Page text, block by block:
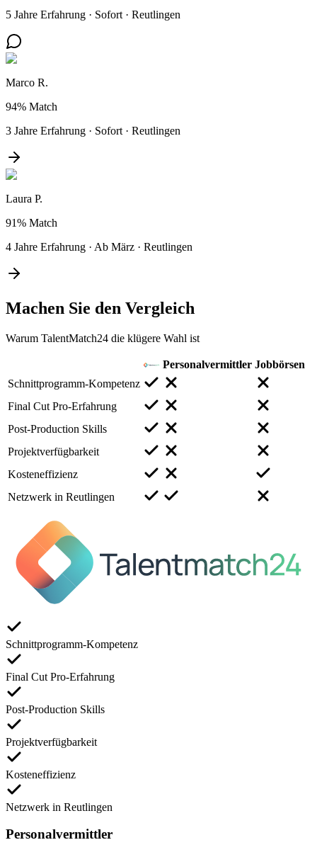
5 Jahre Erfahrung · Sofort · Reutlingen
Marco R.
94% Match
3 Jahre Erfahrung · Sofort · Reutlingen
Laura P.
91% Match
4 Jahre Erfahrung · Ab März · Reutlingen
Machen Sie den Vergleich
Warum TalentMatch24 die klügere Wahl ist
Personalvermittler Jobbörsen
Schnittprogramm-Kompetenz
Final Cut Pro-Erfahrung
Post-Production Skills
Projektverfügbarkeit
Kosteneffizienz
Netzwerk in Reutlingen
Schnittprogramm-Kompetenz
Final Cut Pro-Erfahrung
Post-Production Skills
Projektverfügbarkeit
Kosteneffizienz
Netzwerk in Reutlingen
Personalvermittler